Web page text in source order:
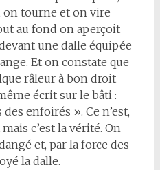
on tourne et on vire
au fond on aperçoit
une dalle équipée
Et on constate que
râleur à bon droit
écrit sur le bâti :
enfoirés ». Ce n’est,
c’est la vérité. On
et, par la force des
la dalle.